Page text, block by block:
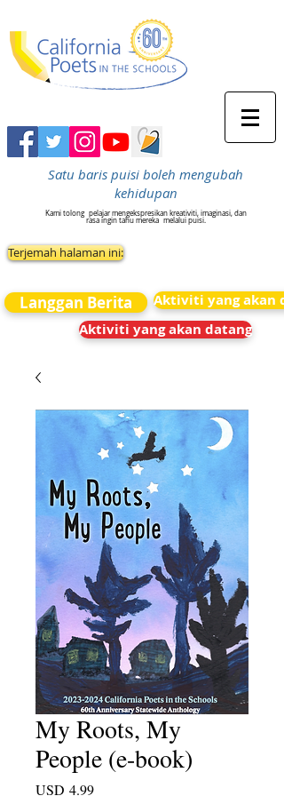
Satu baris puisi boleh mengubah
kehidupan
Kami tolong pelajar mengekspresikan kreativiti, imaginasi, dan
rasa ingin tahu mereka melalui puisi.
Terjemah halaman ini:
Langgan Berita
Aktiviti yang akan
Aktiviti yang akan datang
My Roots, My
People (e-book)
USD 4.99Harga